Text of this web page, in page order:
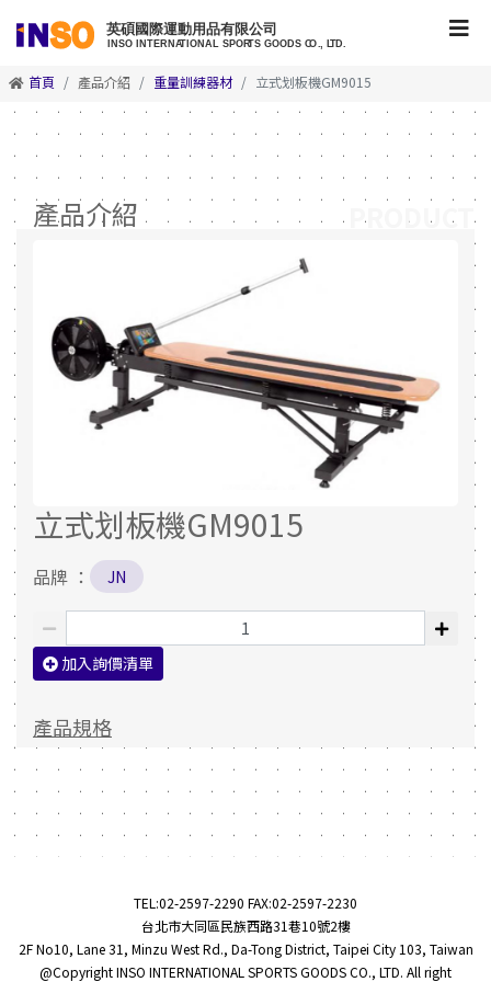
首頁 產品介紹 重量訓練器材 立式划板機GM9015
產品介紹
立式划板機GM9015
品牌 ： JN
加入詢價清單
產品規格
PRODUCT
TEL:02-2597-2290 FAX:02-2597-2230
台北市大同區民族西路31巷10號2樓
2F No10, Lane 31, Minzu West Rd., Da-Tong District, Taipei City 103, Taiwan
@Copyright INSO INTERNATIONAL SPORTS GOODS CO., LTD. All right